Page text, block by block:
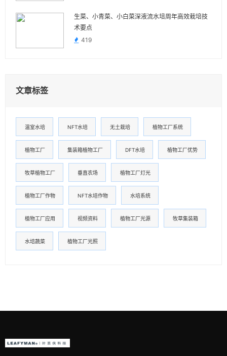
生菜、小青菜、小白菜深液流水培周年高效栽培技
术要点
419
文章标签
温室水培 NFT水培 无土栽培 植物工厂系统
植物工厂 集装箱植物工厂 DFT水培 植物工厂优势
牧草植物工厂 垂直农场 植物工厂灯光
植物工厂作物 NFT水培作物 水培系统
植物工厂应用 视频资料 植物工厂光源 牧草集装箱
水培蔬菜 植物工厂光照